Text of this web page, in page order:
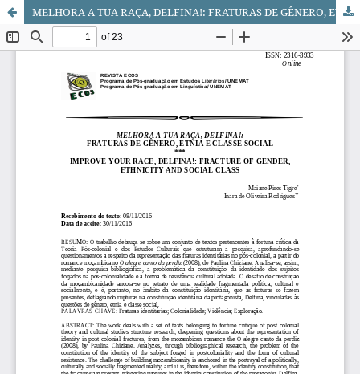
MELHORA A TUA RAÇA, DELFINA!: FRATURAS DE GÊNERO, ETNIA E CLASSE SOCIAL/IMPROVE YOUR RACE, DELFINA!: FRACTURE OF GENDER, ETHNICITY AND SOCIAL CLASS